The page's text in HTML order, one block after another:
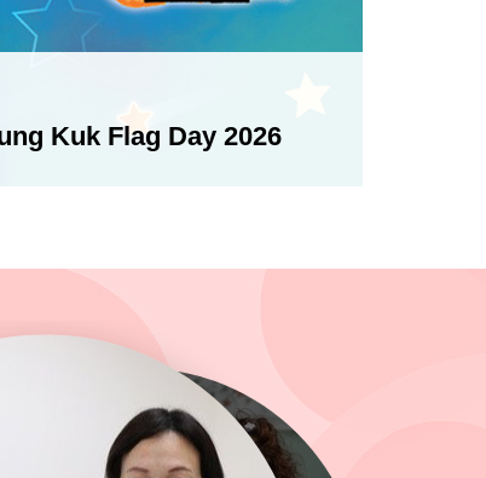
Kuk Flag Day 2026